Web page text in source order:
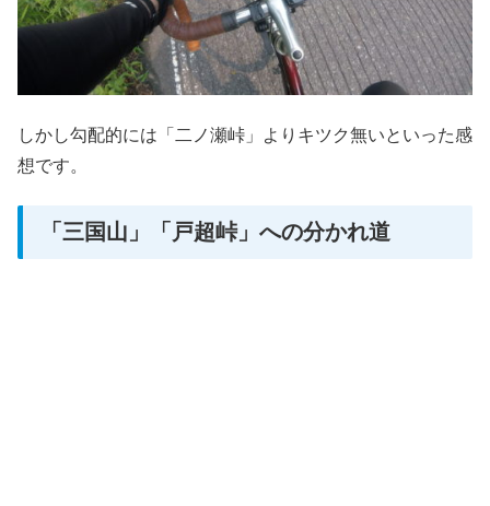
しかし勾配的には「二ノ瀬峠」よりキツク無いといった感
想です。
「三国山」「戸超峠」への分かれ道